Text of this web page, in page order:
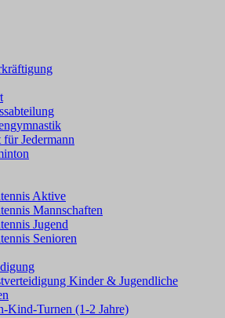
für Jedermann
Aktive
Mannschaften
Jugend
Senioren
Kinder & Jugendliche
Kind-Turnen (1-2 Jahre)